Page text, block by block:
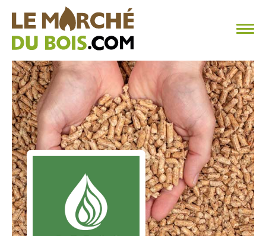
CHAUFFAGE AU BOIS
FAQ
CALCULER SA CONSOMMATION
TROUVER SON FOURNISSEUR
BLOG
ESPACE PRO